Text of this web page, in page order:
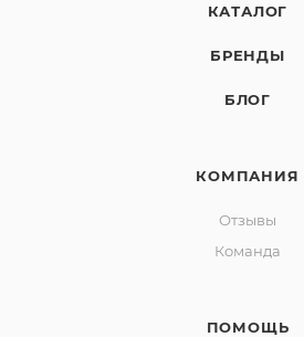
КАТАЛОГ
БРЕНДЫ
БЛОГ
КОМПАНИЯ
Отзывы
Команда
ПОМОЩЬ